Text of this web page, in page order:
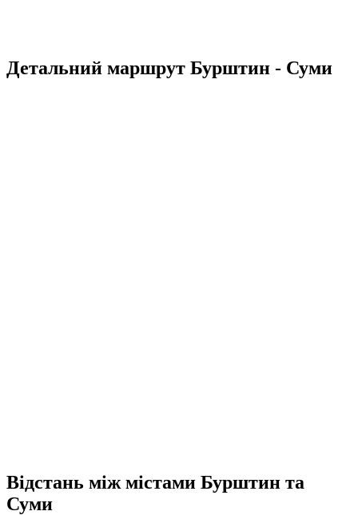
Детальний маршрут Бурштин - Суми
Відстань між містами Бурштин та
Суми